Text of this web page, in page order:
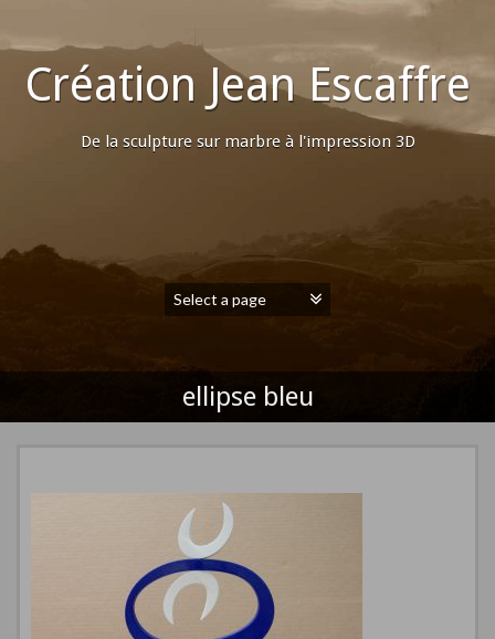
Création Jean Escaffre
De la sculpture sur marbre à l'impression 3D
ellipse bleu